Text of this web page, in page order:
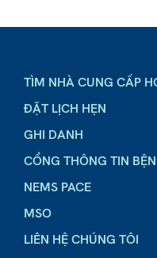
TÌM NHÀ CUNG CẤP
ĐẶT LỊCH HẸN
GHI DANH
CỔNG THÔNG TIN
NEMS PACE
MSO
LIÊN HỆ CHÚNG TÔI